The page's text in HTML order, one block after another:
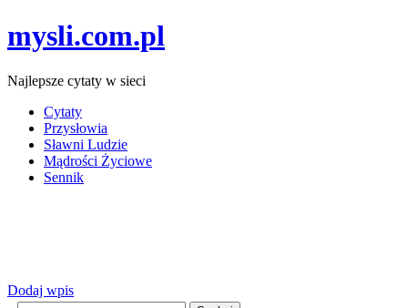
mysli.com.pl
Najlepsze cytaty w sieci
Cytaty
Przysłowia
Sławni Ludzie
Mądrości Życiowe
Sennik
Dodaj wpis